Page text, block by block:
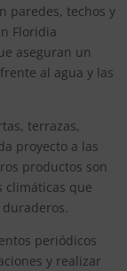
paredes, techos y
Floridia
aseguran un
al agua y las
terrazas,
proyecto a las
productos son
climáticas que
periódicos
y realizar